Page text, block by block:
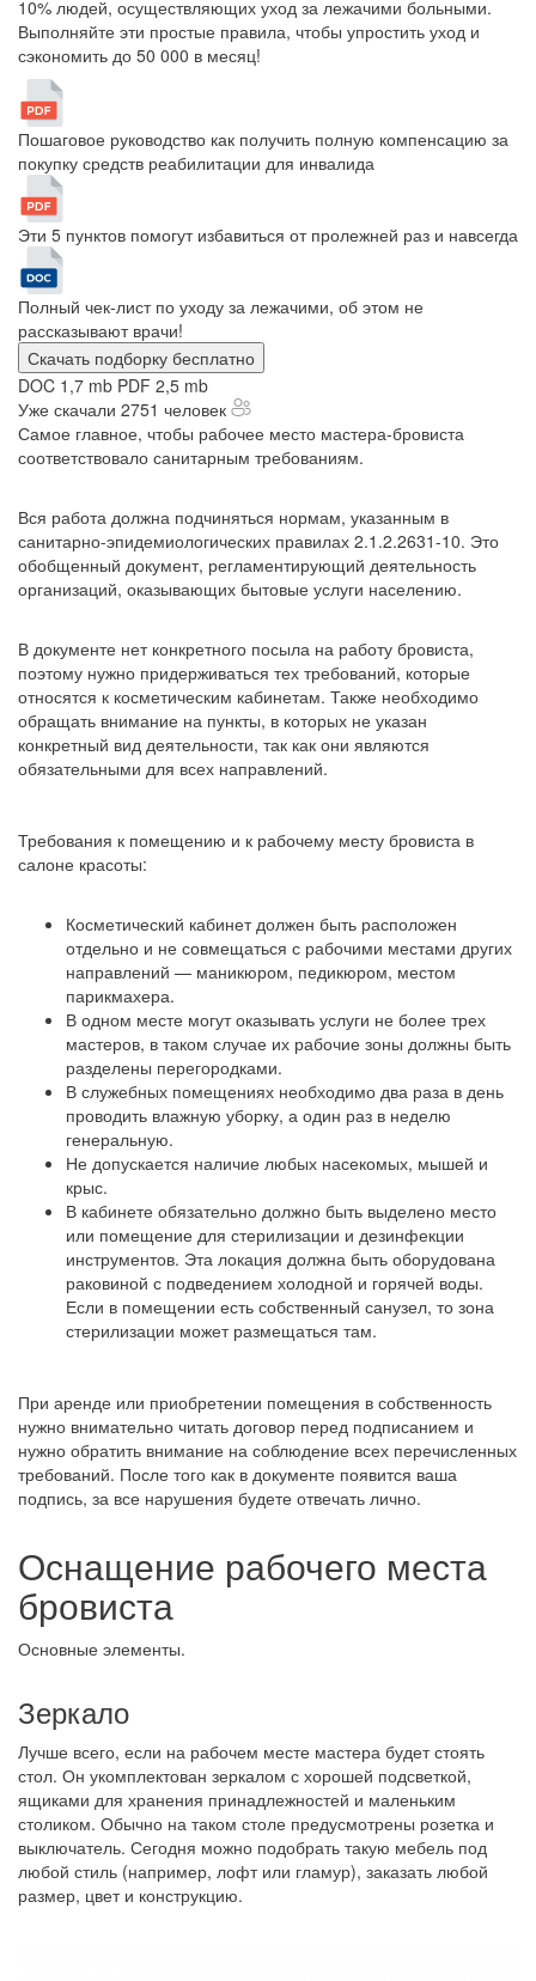
10% людей, осуществляющих уход за лежачими больными.
Выполняйте эти простые правила, чтобы упростить уход и
сэкономить до 50 000 в месяц!
Пошаговое руководство как получить полную компенсацию за
покупку средств реабилитации для инвалида
Эти 5 пунктов помогут избавиться от пролежней раз и навсегда
Полный чек-лист по уходу за лежачими, об этом не
рассказывают врачи!
Скачать подборку бесплатно
DOC 1,7 mb PDF 2,5 mb
Уже скачали 2751 человек
Самое главное, чтобы рабочее место мастера-бровиста
соответствовало санитарным требованиям.
Вся работа должна подчиняться нормам, указанным в
санитарно-эпидемиологических правилах 2.1.2.2631-10. Это
обобщенный документ, регламентирующий деятельность
организаций, оказывающих бытовые услуги населению.
В документе нет конкретного посыла на работу бровиста,
поэтому нужно придерживаться тех требований, которые
относятся к косметическим кабинетам. Также необходимо
обращать внимание на пункты, в которых не указан
конкретный вид деятельности, так как они являются
обязательными для всех направлений.
Требования к помещению и к рабочему месту бровиста в
салоне красоты:
Косметический кабинет должен быть расположен
отдельно и не совмещаться с рабочими местами других
направлений — маникюром, педикюром, местом
парикмахера.
В одном месте могут оказывать услуги не более трех
мастеров, в таком случае их рабочие зоны должны быть
разделены перегородками.
В служебных помещениях необходимо два раза в день
проводить влажную уборку, а один раз в неделю
генеральную.
Не допускается наличие любых насекомых, мышей и
крыс.
В кабинете обязательно должно быть выделено место
или помещение для стерилизации и дезинфекции
инструментов. Эта локация должна быть оборудована
раковиной с подведением холодной и горячей воды.
Если в помещении есть собственный санузел, то зона
стерилизации может размещаться там.
При аренде или приобретении помещения в собственность
нужно внимательно читать договор перед подписанием и
нужно обратить внимание на соблюдение всех перечисленных
требований. После того как в документе появится ваша
подпись, за все нарушения будете отвечать лично.
Оснащение рабочего места
бровиста
Основные элементы.
Зеркало
Лучше всего, если на рабочем месте мастера будет стоять
стол. Он укомплектован зеркалом с хорошей подсветкой,
ящиками для хранения принадлежностей и маленьким
столиком. Обычно на таком столе предусмотрены розетка и
выключатель. Сегодня можно подобрать такую мебель под
любой стиль (например, лофт или гламур), заказать любой
размер, цвет и конструкцию.